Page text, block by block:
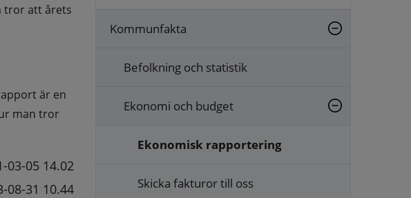
tror att årets
är en
man tror
03-05 14.02
08-31 10.44
Kommunfakta
Befolkning och statistik
Ekonomi och budget
Ekonomisk rapportering
Skicka fakturor till oss